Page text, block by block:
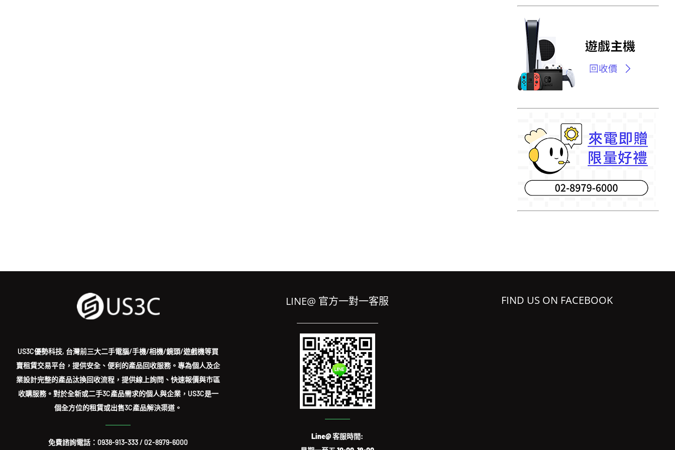
US3C優勢科技, 台灣前三大二手電腦/手機/相機/鏡頭/遊戲機等買
賣租賃交易平台，提供安全、便利的產品回收服務。專為個人及企
業設計完整的產品汰換回收流程，提供線上詢問、快速報價與市區
收購服務。對於全新或二手3C產品需求的個人與企業，US3C是一
個全方位的租賃或出售3C產品解決渠道。
免費諮詢電話：0938-913-333/02-8979-6000
LINE@ 官方一對一客服
Line@ 客服時間:
FIND US ON FACEBOOK